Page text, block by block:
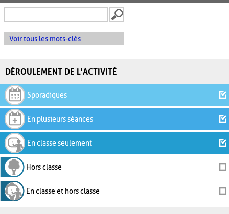
Voir tous les mots-clés
DÉROULEMENT DE L'ACTIVITÉ
Sporadiques
En plusieurs séances
En classe seulement
Hors classe
En classe et hors classe